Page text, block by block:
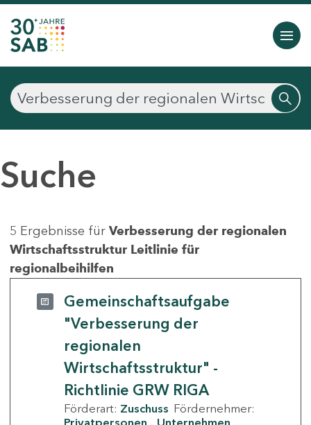
Suche
5 Ergebnisse für Verbesserung der regionalen
Wirtschaftsstruktur Leitlinie für
regionalbeihilfen
Gemeinschaftsaufgabe
"Verbesserung der
regionalen
Wirtschaftsstruktur" -
Richtlinie GRW RIGA
Förderart: Zuschuss Fördernehmer: